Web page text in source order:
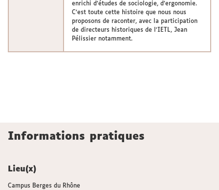
enrichi d’études de sociologie, d’ergonomie.
C’est toute cette histoire que nous nous
proposons de raconter, avec la participation
de directeurs historiques de l’IETL, Jean
Pélissier notamment.
Informations pratiques
Lieu(x)
Campus Berges du Rhône